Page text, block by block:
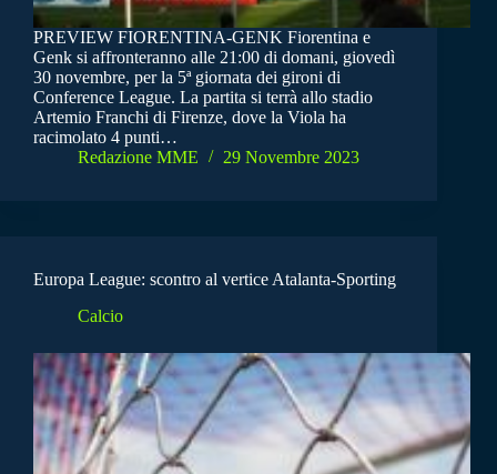
PREVIEW FIORENTINA-GENK Fiorentina e
Genk si affronteranno alle 21:00 di domani, giovedì
30 novembre, per la 5ª giornata dei gironi di
Conference League. La partita si terrà allo stadio
Artemio Franchi di Firenze, dove la Viola ha
racimolato 4 punti…
Redazione MME
29 Novembre 2023
Europa League: scontro al vertice Atalanta-Sporting
Calcio